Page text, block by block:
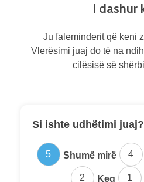
I dashur
Ju faleminderit që keni
Vlerësimi juaj do të na
cilësisë së
Si ishte udhëtimi juaj?
5 Shumë mirë 4
2 Keq 1